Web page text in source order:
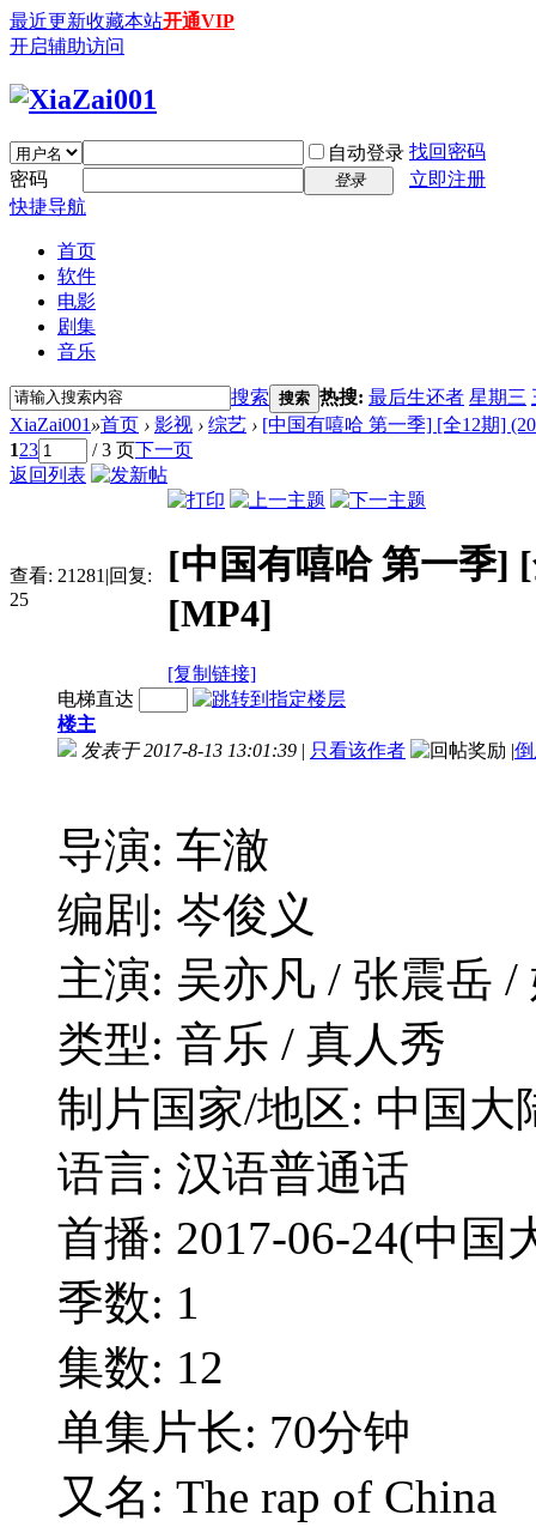
最近更新收藏本站开通VIP
开启辅助访问
自动登录 找回密码
密码
登录
立即注册
快捷导航
首页
软件
电影
剧集
音乐
搜索 搜索 热搜: 最后生还者 星期三
XiaZai001 »首页 › 影视 › 综艺 › [中国有嘻哈 第一季] [全12期]
123 / 3 页下一页
返回列表
查看: 21281 |回复:
25
[中国有嘻哈 第一季]
[MP4]
[复制链接]
电梯直达
楼主
发表于 2017-8-13 13:01:39 | 只看该作者 |
导演: 车澈
编剧: 岑俊义
主演: 吴亦凡 / 张震岳
类型: 音乐 / 真人秀
制片国家/地区: 中国大
语言: 汉语普通话
首播: 2017-06-24(中国
季数: 1
集数: 12
单集片长: 70分钟
又名: The rap of China